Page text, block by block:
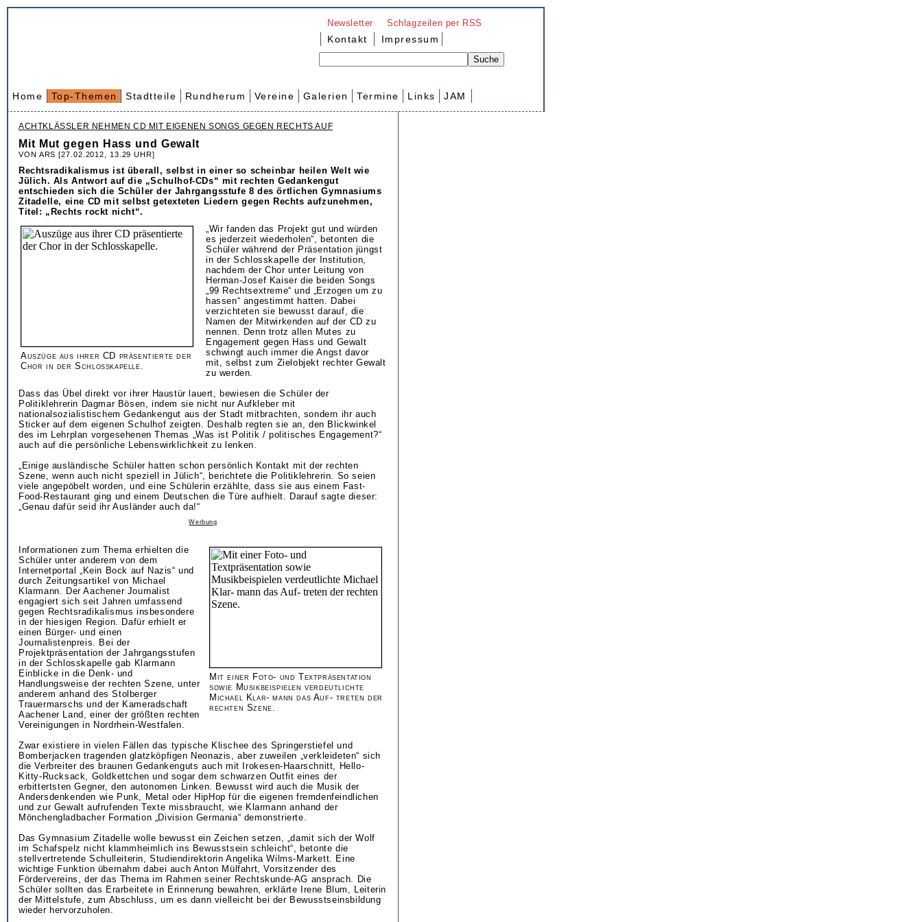
Newsletter Schlagzeilen per RSS
Kontakt Impressum
Home Top-Themen Stadtteile Rundherum Vereine Galerien Termine Links JAM
ACHTKLÄSSLER NEHMEN CD MIT EIGENEN SONGS GEGEN RECHTS AUF
Mit Mut gegen Hass und Gewalt
VON ARS [27.02.2012, 13.29 UHR]
Rechtsradikalismus ist überall, selbst in einer so scheinbar heilen Welt wie
Jülich. Als Antwort auf die „Schulhof-CDs“ mit rechten Gedankengut
entschieden sich die Schüler der Jahrgangsstufe 8 des örtlichen Gymnasiums
Zitadelle, eine CD mit selbst getexteten Liedern gegen Rechts aufzunehmen,
Titel: „Rechts rockt nicht“.
Auszüge aus ihrer CD präsentierte der
Chor in der Schlosskapelle.
„Wir fanden das Projekt gut und würden
es jederzeit wiederholen“, betonten die
Schüler während der Präsentation jüngst
in der Schlosskapelle der Institution,
nachdem der Chor unter Leitung von
Herman-Josef Kaiser die beiden Songs
„99 Rechtsextreme“ und „Erzogen um zu
hassen“ angestimmt hatten. Dabei
verzichteten sie bewusst darauf, die
Namen der Mitwirkenden auf der CD zu
nennen. Denn trotz allen Mutes zu
Engagement gegen Hass und Gewalt
schwingt auch immer die Angst davor
mit, selbst zum Zielobjekt rechter Gewalt
zu werden.
Dass das Übel direkt vor ihrer Haustür lauert, bewiesen die Schüler der
Politiklehrerin Dagmar Bösen, indem sie nicht nur Aufkleber mit
nationalsozialistischem Gedankengut aus der Stadt mitbrachten, sondern ihr auch
Sticker auf dem eigenen Schulhof zeigten. Deshalb regten sie an, den Blickwinkel
des im Lehrplan vorgesehenen Themas „Was ist Politik / politisches Engagement?“
auch auf die persönliche Lebenswirklichkeit zu lenken.
„Einige ausländische Schüler hatten schon persönlich Kontakt mit der rechten
Szene, wenn auch nicht speziell in Jülich“, berichtete die Politiklehrerin. So seien
viele angepöbelt worden, und eine Schülerin erzählte, dass sie aus einem Fast-
Food-Restaurant ging und einem Deutschen die Türe aufhielt. Darauf sagte dieser:
„Genau dafür seid ihr Ausländer auch da!“
Werbung
Mit einer Foto- und Textpräsentation
sowie Musikbeispielen verdeutlichte
Michael Klar- mann das Auf- treten der
rechten Szene.
Informationen zum Thema erhielten die
Schüler unter anderem von dem
Internetportal „Kein Bock auf Nazis“ und
durch Zeitungsartikel von Michael
Klarmann. Der Aachener Journalist
engagiert sich seit Jahren umfassend
gegen Rechtsradikalismus insbesondere
in der hiesigen Region. Dafür erhielt er
einen Bürger- und einen
Journalistenpreis. Bei der
Projektpräsentation der Jahrgangsstufen
in der Schlosskapelle gab Klarmann
Einblicke in die Denk- und
Handlungsweise der rechten Szene, unter
anderem anhand des Stolberger
Trauermarschs und der Kameradschaft
Aachener Land, einer der größten rechten
Vereinigungen in Nordrhein-Westfalen.
Zwar existiere in vielen Fällen das typische Klischee des Springerstiefel und
Bomberjacken tragenden glatzköpfigen Neonazis, aber zuweilen „verkleideten“ sich
die Verbreiter des braunen Gedankenguts auch mit Irokesen-Haarschnitt, Hello-
Kitty-Rucksack, Goldkettchen und sogar dem schwarzen Outfit eines der
erbittertsten Gegner, den autonomen Linken. Bewusst wird auch die Musik der
Andersdenkenden wie Punk, Metal oder HipHop für die eigenen fremdenfeindlichen
und zur Gewalt aufrufenden Texte missbraucht, wie Klarmann anhand der
Mönchengladbacher Formation „Division Germania“ demonstrierte.
Das Gymnasium Zitadelle wolle bewusst ein Zeichen setzen, „damit sich der Wolf
im Schafspelz nicht klammheimlich ins Bewusstsein schleicht“, betonte die
stellvertretende Schulleiterin, Studiendirektorin Angelika Wilms-Markett. Eine
wichtige Funktion übernahm dabei auch Anton Mülfahrt, Vorsitzender des
Fördervereins, der das Thema im Rahmen seiner Rechtskunde-AG ansprach. Die
Schüler sollten das Erarbeitete in Erinnerung bewahren, erklärte Irene Blum, Leiterin
der Mittelstufe, zum Abschluss, um es dann vielleicht bei der Bewusstseinsbildung
wieder hervorzuholen.